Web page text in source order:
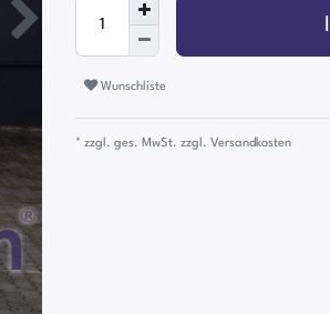
Wunschliste
* zzgl. ges. MwSt. zzgl. Versandkosten